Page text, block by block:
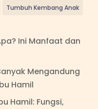
Tumbuh Kembang Anak
Ini Manfaat dan
Mengandung
Hamil
Hamil: Fungsi,